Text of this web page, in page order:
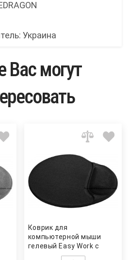
Украина
Вас могут
Коврик для
компьютерной мыши
гелевый Easy Work с
подушкой под запястье,